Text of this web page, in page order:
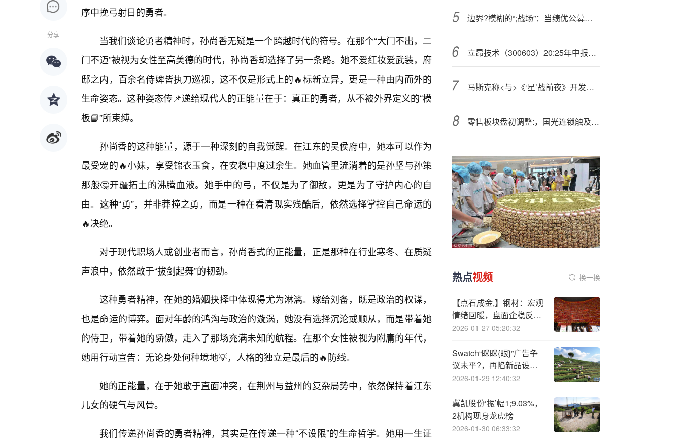
分享
序中挽弓射日的勇者。
当我们谈论勇者精神时，孙尚香无疑是一个跨越时代的符号。在那个“大门不出，二
门不迈”被视为女性至高美德的时代，孙尚香却选择了另一条路。她不爱红妆爱武装，府
邸之内，百余名侍婢皆执刀巡视，这不仅是形式上的🔥标新立异，更是一种由内而外的
生命姿态。这种姿态传📌递给现代人的正能量在于：真正的勇者，从不被外界定义的“模
板📘”所束缚。
孙尚香的这种能量，源于一种深刻的自我觉醒。在江东的吴侯府中，她本可以作为
最受宠的🔥小妹，享受锦衣玉食，在安稳中度过余生。她血管里流淌着的是孙坚与孙策
那般🤔开疆拓土的沸腾血液。她手中的弓，不仅是为了御敌，更是为了守护内心的自
由。这种“勇”，并非莽撞之勇，而是一种在看清现实残酷后，依然选择掌控自己命运的
🔥决绝。
对于现代职场人或创业者而言，孙尚香式的正能量，正是那种在行业寒冬、在质疑
声浪中，依然敢于“拔剑起舞”的韧劲。
这种勇者精神，在她的婚姻抉择中体现得尤为淋漓。嫁给刘备，既是政治的权谋，
也是命运的博弈。面对年龄的鸿沟与政治的漩涡，她没有选择沉沦或顺从，而是带着她
的侍卫，带着她的骄傲，走入了那场充满未知的航程。在那个女性被视为附庸的年代，
她用行动宣告：无论身处何种境地💡，人格的独立是最后的🔥防线。
她的正能量，在于她敢于直面冲突，在荆州与益州的复杂局势中，依然保持着江东
儿女的硬气与风骨。
我们传递孙尚香的勇者精神，其实是在传递一种“不设限”的生命哲学。她用一生证
边界?模糊的“;战场”：当绩优公募开始“进军”私募围场
立昂技术（300603）20:25年中报简析：增收不增利，公司应收账款体量较大
马斯克称<与>《‘星’战前夜》开发商讨论合作开发AI游戏
零售板块盘初调整:，国光连锁触及跌停
热点视频 换一换
【点石成金,】钢材：宏观
情绪回暖，盘面企稳反
弹‘’
2026-01-27 05:20:32
Swatch“眯眯{眼}”广告争
议未平?，再陷新品设计
“复制粘贴”争议|贵圈
2026-01-29 12:40:32
冀凯股份‘振’幅1;9.03%，
2机构现身龙虎榜
2026-01-30 06:33:32